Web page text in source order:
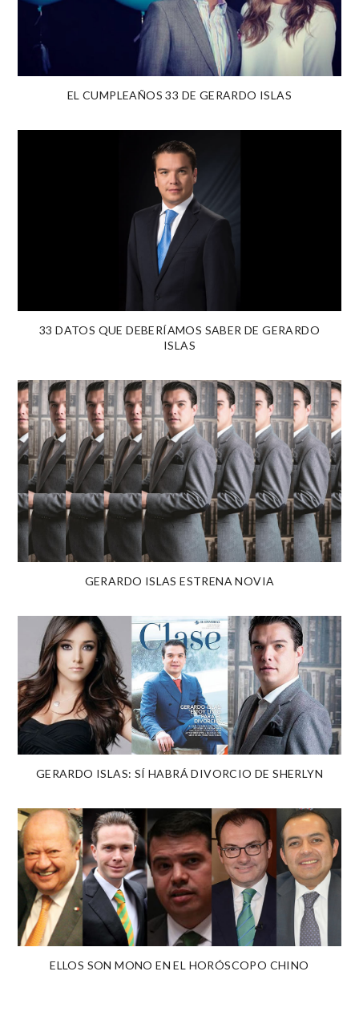
EL CUMPLEAÑOS 33 DE GERARDO ISLAS
33 DATOS QUE DEBERÍAMOS SABER DE GERARDO
ISLAS
GERARDO ISLAS ESTRENA NOVIA
GERARDO ISLAS: SÍ HABRÁ DIVORCIO DE SHERLYN
ELLOS SON MONO EN EL HORÓSCOPO CHINO